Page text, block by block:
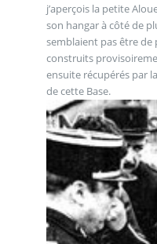
j’aperçois la petite
son hangar à côté de
semblaient pas être de
construits
ensuite récupérés par
de cette Base.